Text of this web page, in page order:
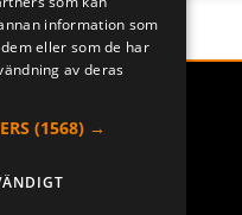
information som
eller som de har
av deras
(1568) →